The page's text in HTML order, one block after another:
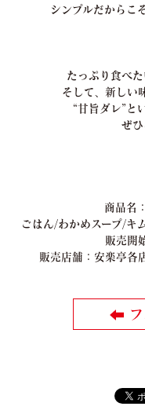
シンプルだからこ
たっぷり食べた
そして、新しい
“甘旨ダレ”と
ぜひ
商品名
ごはん/わかめスープ/キ
販売開
販売店舗：安楽亭各